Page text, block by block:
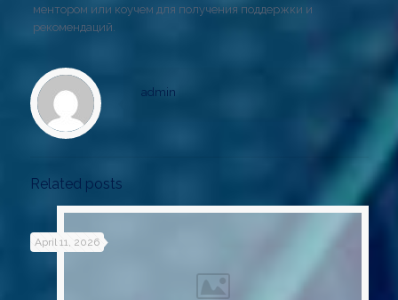
ментором или коучем для получения поддержки и
рекомендаций.
admin
Related posts
April 11, 2026